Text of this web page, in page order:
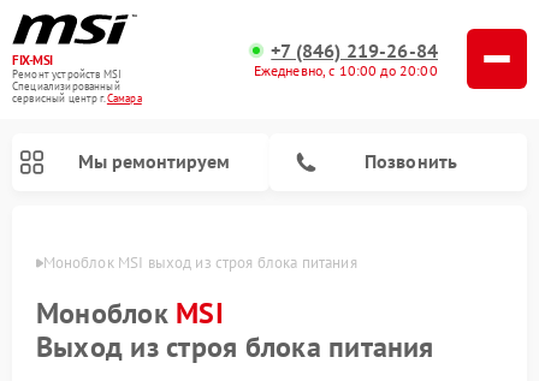
FIX-MSI
Ремонт устройств MSI
Специализированный
cервисный центр г.Самара
+7 (846) 219-26-84
Ежедневно, с 10:00 до 20:00
Мы ремонтируем Позвонить
Моноблок MSI выход из строя блока питания
Моноблок MSI
Выход из строя блока питания